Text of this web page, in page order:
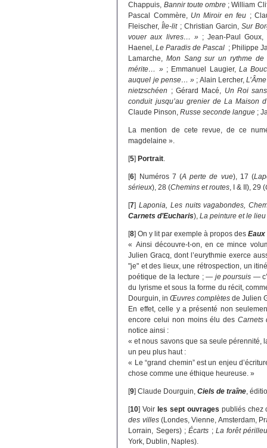
Chappuis, Bannir toute ombre ; William
Pascal Commère, Un Miroir en feu ;
Fleischer,Île-lit; Christian Garcin, Sur
vouer aux livres… »; Jean-Paul Goux,
Haenel,Le Paradis de Pascal ; Philippe
Lamarche,Mon Sang sur un rythme
mérite… »; Emmanuel Laugier, La
auquel je pense… » ; Alain Lercher,
nietzschéen ; Gérard Macé,
Un Roi
conduit jusqu’au grenier de La Maison
Claude Pinson,Russe seconde langue ;
La mention de cete revue, de ce
magdelaine ».
[5]Portrait
[6] Numéros 7 (A perte de vue), 17 (
sérieux), 28 (Chemins et routes , I & II), 29 (
[7]Laponia, Les nuits vagabondes,
Carnets d’Eucharis),La peinture et le lieu
[8]On y lit par exemple à propos des
« Ainsi découvre-t-on, en ce mince
Julien Gracq, dont l’eurythmie exerce
"je" et des lieux, une rétrospection, un
poétique de la lecture ; — je poursuis —
du lyrisme et sous la forme du récit,
Dourguin, inŒuvres complètes de Julien
En effet, celle y a présenté non
encore celui non moins élu des Carnets
notice ainsi :
« et nous savons que sa seule pérennité,
un peu plus haut :
« Le “grand chemin” est un enjeu
chose comme une éthique heureuse. »
[9]Claude Dourguin,Ciels de traîne ,
[10]Voirles sept ouvrages publiés chez
des villes(Londes, Vienne, Amsterdam,
Lorrain, Segers) ;Écarts ; La forêt
York, Dublin, Naples).